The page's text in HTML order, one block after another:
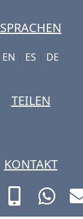
SPRACHEN
EN | ES | DE
TEILEN
KONTAKT